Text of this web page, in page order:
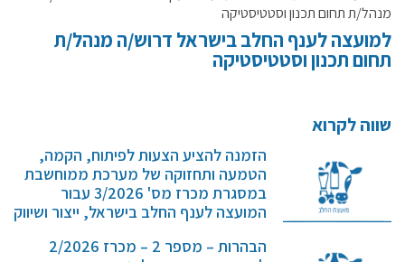
לאתר יצרני החלב
מחלקות המועצה, עיקרי עיסוקן
קול קורא ליצרנים חדשים – בקר / עיזים / כבשים
מכרזים
דרושים
צור קשר
מנהל/ת תחום תכנון וסטטיסטיקה
למועצה לענף החלב בישראל דרוש/ה מנהל/ת
תחום תכנון וסטטיסטיקה
שווה לקרוא
הזמנה להציע הצעות לפיתוח, הקמה,
הטמעה ותחזוקה של מערכת ממוחשבת
במסגרת מכרז מס' 3/2026 עבור
המועצה לענף החלב בישראל, ייצור ושיווק
המועצה לענף החלב בישראל,…הבהרות – מספר 2 – מכרז 2/2026